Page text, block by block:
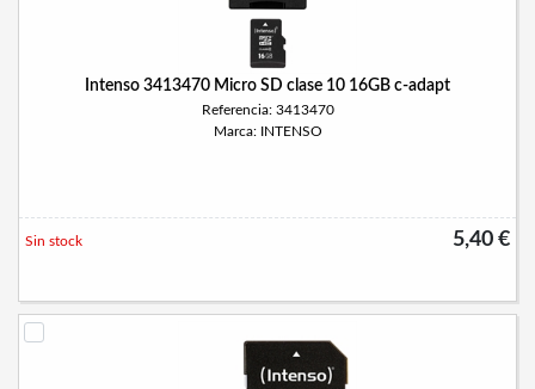
Intenso 3413470 Micro SD clase 10 16GB c-adapt
Referencia: 3413470
Marca: INTENSO
5,40 €
Sin stock